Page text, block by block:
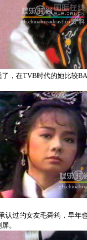
在TVB时代的她比较
过的女友毛舜筠，早年
。